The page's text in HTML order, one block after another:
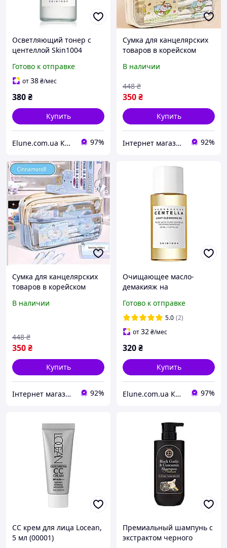
Осветляющий тонер с
центеллой Skin1004
Hyalu-Cica Brightening
Toner 30ml
Готово к отправке
от38₴/мес
380₴
Купить
Elune.com.ua Косметика и Духи 97%
Сумка для канцелярских
товаров в корейском
держатель для
пенал, школьный прила
В наличии
350₴
448 ₴
Купить
Інтернет магазин S-Pool 92%
Сумка для канцелярских
товаров в корейском
держатель для
В наличии
350₴
448 ₴
Купить
Інтернет магазин S-Pool 92%
Очищающее масло-
демакияж на
SKIN1004 Madagascar
Centella Light Cleansing
Oil (30ml)
Готово к отправке
5.0 (2)
от32₴/мес
320₴
Купить
Elune.com.ua Косметика и Духи 97%
СС крем для лица Locean,
5 мл (00001)
Премиальный шампунь с
экстрактом черного